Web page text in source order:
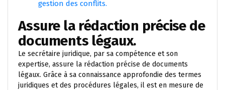
gestion des conflits.
Assure la rédaction précise de
documents légaux.
Le secrétaire juridique, par sa compétence et son
expertise, assure la rédaction précise de documents
légaux. Grâce à sa connaissance approfondie des termes
juridiques et des procédures légales, il est en mesure de